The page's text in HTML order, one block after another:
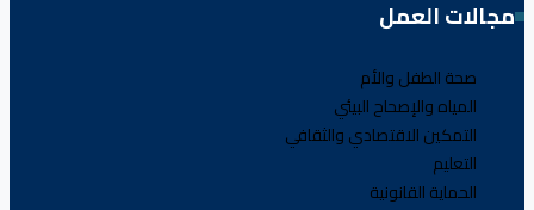
مجالات العمل
صحة الطفل والأم
المياه والإصحاح البيئي
التمكين الاقتصادي والثقافي
التعليم
الحماية القانونية